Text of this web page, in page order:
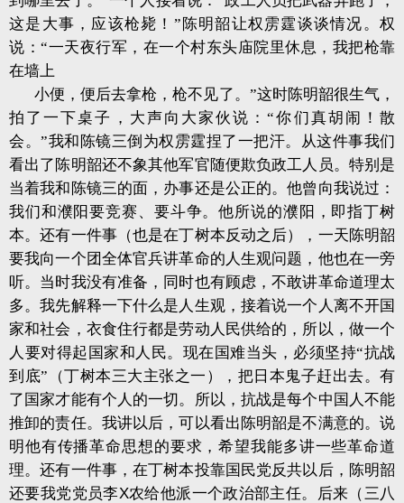
这是大事，应该枪毙！”陈明韶让权雳霆谈谈情况。权
说：“一天夜行军，在一个村东头庙院里休息，我把枪靠
在墙上
小便，便后去拿枪，枪不见了。”这时陈明韶很生气，
拍了一下桌子，大声向大家伙说：“你们真胡闹！散
会。”我和陈镜三倒为权雳霆捏了一把汗。从这件事我们
看出了陈明韶还不象其他军官随便欺负政工人员。特别是
当着我和陈镜三的面，办事还是公正的。他曾向我说过：
我们和濮阳要竞赛、要斗争。他所说的濮阳，即指丁树
本。还有一件事（也是在丁树本反动之后），一天陈明韶
要我向一个团全体官兵讲革命的人生观问题，他也在一旁
听。当时我没有准备，同时也有顾虑，不敢讲革命道理太
多。我先解释一下什么是人生观，接着说一个人离不开国
家和社会，衣食住行都是劳动人民供给的，所以，做一个
人要对得起国家和人民。现在国难当头，必须坚持“抗战
到底”（丁树本三大主张之一），把日本鬼子赶出去。有
了国家才能有个人的一切。所以，抗战是每个中国人不能
推卸的责任。我讲以后，可以看出陈明韶是不满意的。说
明他有传播革命思想的要求，希望我能多讲一些革命道
理。还有一件事，在丁树本投靠国民党反共以后，陈明韶
还要我党党员李X农给他派一个政治部主任。后来（三八